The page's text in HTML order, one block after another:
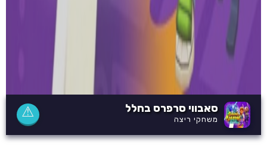
סאבווי סרפרס בחלל
משחקי ריצה ⚠